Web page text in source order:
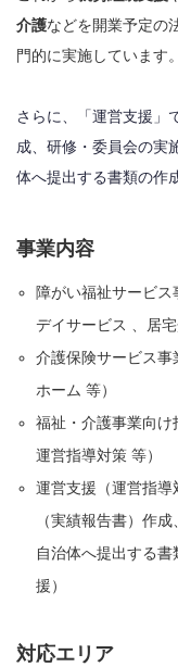
介護などを開業予定の
門的に実施しています。
さらに、「運営支援」
成、研修・委員会の実
体へ提出する書類の作
事業内容
障がい福祉サービ
デイサービス 、居
介護保険サービス
ホーム 等）
福祉・介護事業向け
運営指導対策 等）
運営支援（運営指
（実績報告書）作
自治体へ提出する
援）
対応エリア